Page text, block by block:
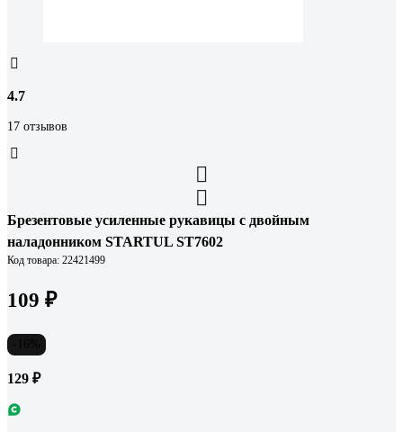
4.7
17 отзывов
Брезентовые усиленные рукавицы с двойным
наладонником STARTUL ST7602
Код товара: 22421499
109 ₽
129 ₽